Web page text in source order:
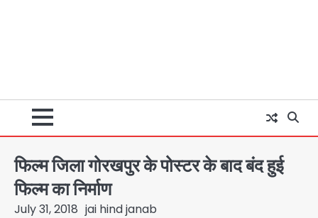
फिल्म जिला गोरखपुर के पोस्टर के बाद बंद हुई
फिल्म का निर्माण
July 31, 2018 jai hind janab